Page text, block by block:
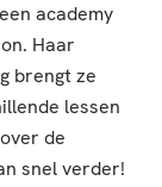
academy
Haar
brengt ze
lessen
de
snel verder!